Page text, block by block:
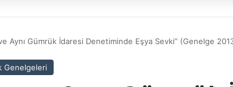
Aynı Gümrük İdaresi Denetiminde Eşya Sevki” (Genelge
Genelgeleri